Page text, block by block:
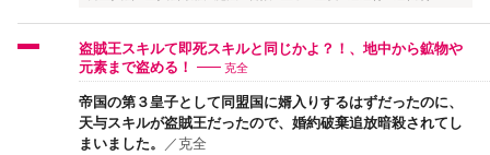
盗賊王スキルて即死スキルと同じかよ？！、地中から鉱物や
元素まで盗める！
克全
帝国の第３皇子として同盟国に婿入りするはずだったのに、
天与スキルが盗賊王だったので、婚約破棄追放暗殺されてし
まいました。 ／克全